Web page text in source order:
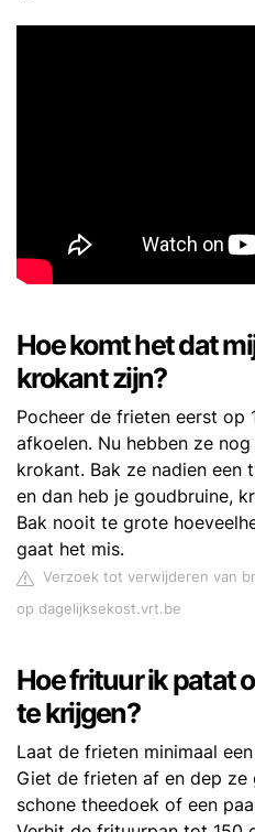
Hoe komt het dat
krokant zijn?
Pocheer de frieten eerst op
afkoelen. Nu hebben ze
krokant. Bak ze nadien een
en dan heb je goudbruine,
Bak nooit te grote
gaat het mis.
Verzoek tot verwijderen van
op dagelijksekost.vrt.be
Hoe frituur ik patat
te krijgen?
Laat de frieten minimaal
Giet de frieten af en dep
schone theedoek of een